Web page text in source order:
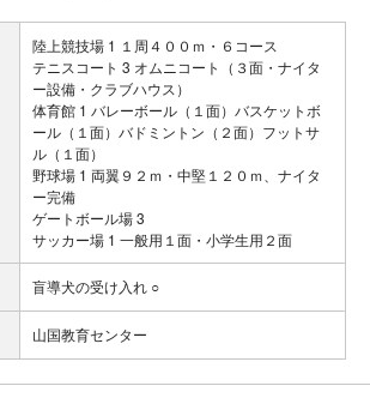
陸上競技場 1 １周４００ｍ・６コース
テニスコート 3 オムニコート（３面・ナイタ
ー設備・クラブハウス）
体育館 1 バレーボール（１面）バスケットボ
ール（１面）バドミントン（２面）フットサ
ル（１面）
野球場 1 両翼９２ｍ・中堅１２０ｍ、ナイタ
ー完備
ゲートボール場 3
サッカー場 1 一般用１面・小学生用２面
盲導犬の受け入れ ○
山国教育センター